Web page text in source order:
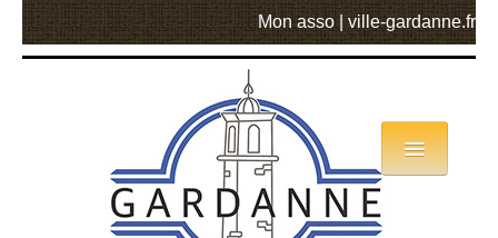
Mon asso ville-gardanne.fr
Annuaire